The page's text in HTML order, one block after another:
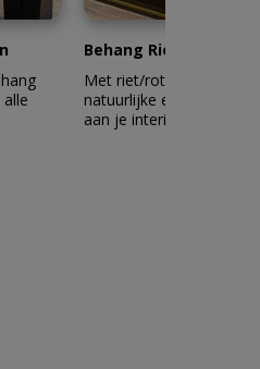
Behang Riet en Rotan
Met riet/rotan behang
natuurlijke en duurzame
aan je interieur.